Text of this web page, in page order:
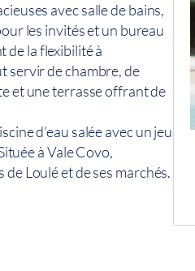
avec salle de bains,
les invités et un bureau
de la flexibilité à
servir de chambre, de
et une terrasse offrant de
d'eau salée avec un jeu
à Vale Covo,
Loulé et de ses marchés.